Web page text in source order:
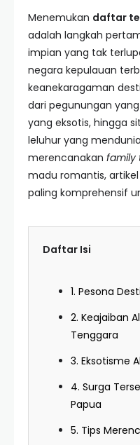
Menemukan daftar
adalah langkah
impian yang tak
negara kepulauan
keanekaragaman
dari pegunungan
yang eksotis, hingga
leluhur yang
merencanakan family
madu romantis,
paling komprehensif
Daftar Isi
1. Pesona
2. Keajaiban
Tenggara
3. Eksotisme
4. Surga
Papua
5. Tips